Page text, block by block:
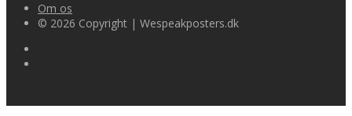
Om os
© 2026 Copyright | Wespeakposters.dk